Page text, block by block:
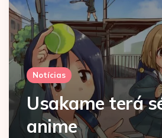
Notícias
Usakame terá
anime